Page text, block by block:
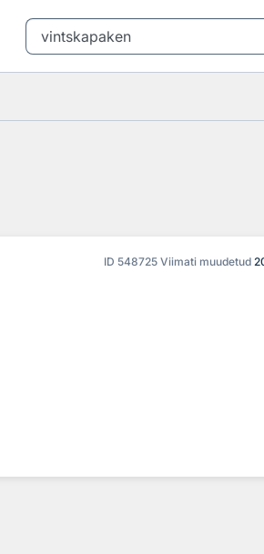
ID 548725 Viimati muudetud